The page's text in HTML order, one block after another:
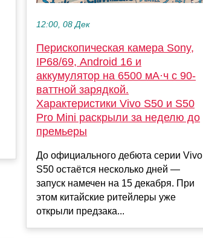
12:00, 08 Дек
Перископическая камера Sony,
IP68/69, Android 16 и
аккумулятор на 6500 мА·ч с 90-
ваттной зарядкой.
Характеристики Vivo S50 и S50
Pro Mini раскрыли за неделю до
премьеры
До официального дебюта серии Vivo
S50 остаётся несколько дней —
запуск намечен на 15 декабря. При
этом китайские ритейлеры уже
открыли предзака...